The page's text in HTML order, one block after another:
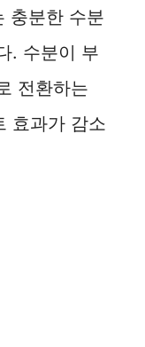
충분한 수분
. 수분이 부
전환하는
효과가 감소